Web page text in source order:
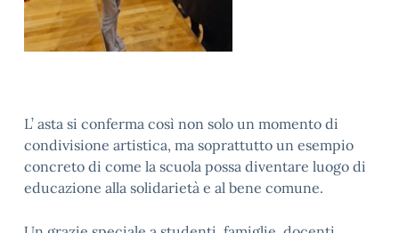
L’ asta si conferma così non solo un momento di
condivisione artistica, ma soprattutto un esempio
concreto di come la scuola possa diventare luogo di
educazione alla solidarietà e al bene comune.